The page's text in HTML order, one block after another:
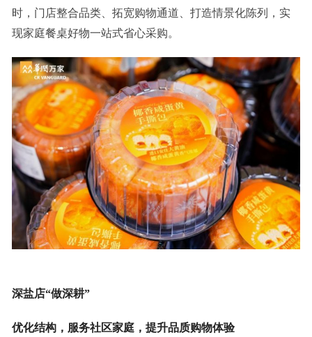
时，门店整合品类、拓宽购物通道、打造情景化陈列，实
现家庭餐桌好物一站式省心采购。
深盐店“做深耕”
优化结构，服务社区家庭，提升品质购物体验